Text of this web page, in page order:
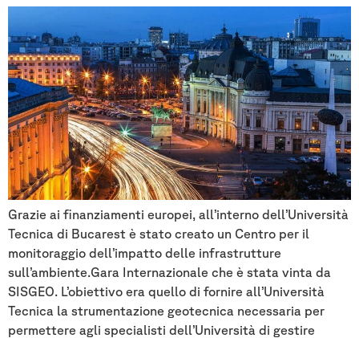
Grazie ai finanziamenti europei, all’interno dell’Università
Tecnica di Bucarest è stato creato un Centro per il
monitoraggio dell’impatto delle infrastrutture
sull’ambiente.Gara Internazionale che è stata vinta da
SISGEO. L’obiettivo era quello di fornire all’Università
Tecnica la strumentazione geotecnica necessaria per
permettere agli specialisti dell’Università di gestire